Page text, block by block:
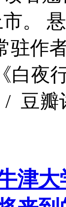
。
驻
白夜
/ 豆瓣
津